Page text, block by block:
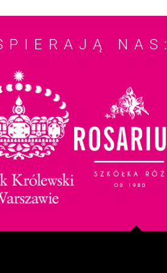
NAS: